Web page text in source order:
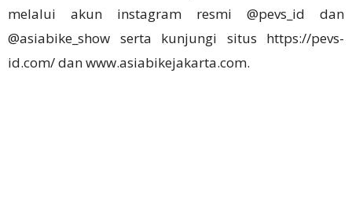
melalui akun instagram resmi @pevs_id dan
@asiabike_show serta kunjungi situs https://pevs-
id.com/ dan www.asiabikejakarta.com.